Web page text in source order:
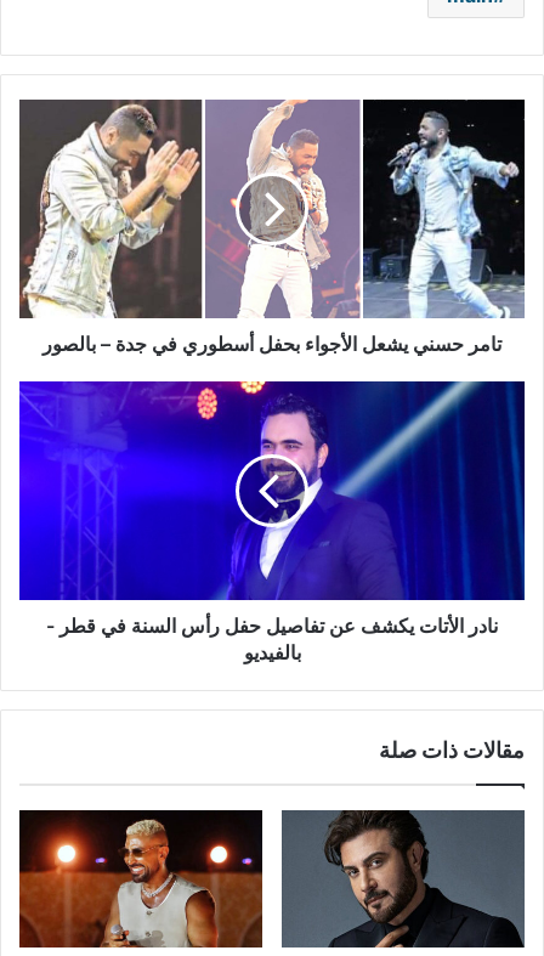
يشعل
الأجواء
أسطوري
جدة
–
بالصورتامر حسني يشعل الأجواء بحفل أسطوري في جدة – بالصور
في
قطرنادر الأتات يكشف عن تفاصيل حفل رأس السنة في قطر -
بالفيديو
مقالات ذات صلة